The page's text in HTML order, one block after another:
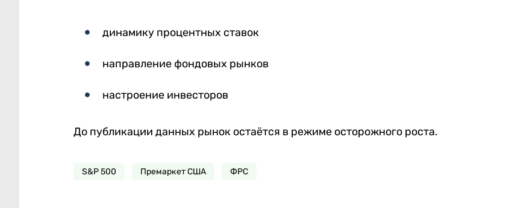
динамику процентных ставок
направление фондовых рынков
настроение инвесторов
До публикации данных рынок остаётся в режиме осторожного роста.
S&P 500 Премаркет США ФРС